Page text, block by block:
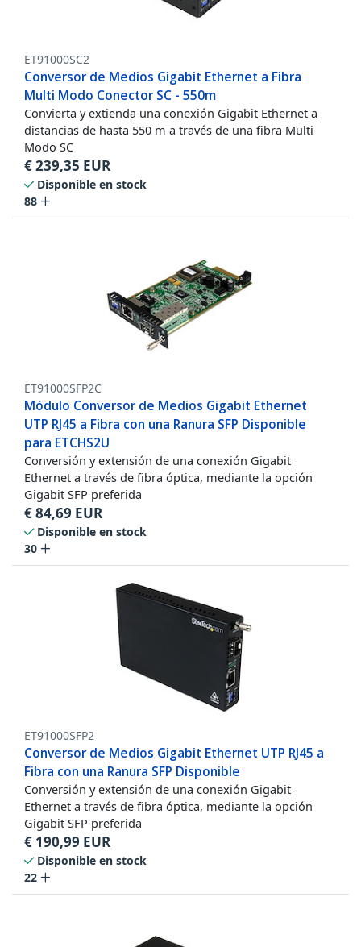
ET91000SC2
Conversor de Medios Gigabit Ethernet a Fibra
Multi Modo Conector SC - 550m
Convierta y extienda una conexión Gigabit Ethernet a
distancias de hasta 550 m a través de una fibra Multi
Modo SC
€239,35 EUR
Disponible en stock
88
ET91000SFP2C
Módulo Conversor de Medios Gigabit Ethernet
UTP RJ45 a Fibra con una Ranura SFP Disponible
para ETCHS2U
Conversión y extensión de una conexión Gigabit
Ethernet a través de fibra óptica, mediante la opción
Gigabit SFP preferida
€84,69 EUR
Disponible en stock
30
ET91000SFP2
Conversor de Medios Gigabit Ethernet UTP RJ45 a
Fibra con una Ranura SFP Disponible
Conversión y extensión de una conexión Gigabit
Ethernet a través de fibra óptica, mediante la opción
Gigabit SFP preferida
€ 190,99 EUR
Disponible en stock
22